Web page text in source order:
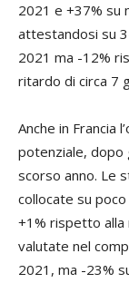
2021 e +37% su
attestandosi su
2021 ma -12%
ritardo di circa 7
Anche in Francia
potenziale, dopo
scorso anno. Le
collocate su
+1% rispetto
valutate nel
2021, ma -23%